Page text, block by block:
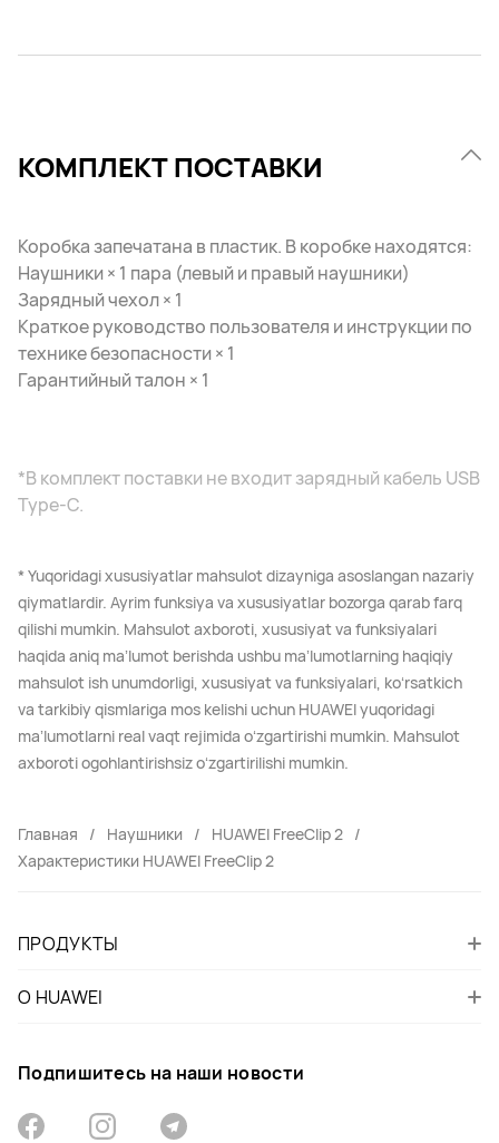
КОМПЛЕКТ ПОСТАВКИ
Коробка запечатана в пластик. В коробке находятся:
Наушники × 1 пара (левый и правый наушники)
Зарядный чехол × 1
Краткое руководство пользователя и инструкции по
технике безопасности × 1
Гарантийный талон × 1
*В комплект поставки не входит зарядный кабель USB
Type-C.
* Yuqoridagi xususiyatlar mahsulot dizayniga asoslangan nazariy
qiymatlardir. Ayrim funksiya va xususiyatlar bozorga qarab farq
qilishi mumkin. Mahsulot axboroti, xususiyat va funksiyalari
haqida aniq maʼlumot berishda ushbu maʼlumotlarning haqiqiy
mahsulot ish unumdorligi, xususiyat va funksiyalari, koʻrsatkich
va tarkibiy qismlariga mos kelishi uchun HUAWEI yuqoridagi
maʼlumotlarni real vaqt rejimida oʻzgartirishi mumkin. Mahsulot
axboroti ogohlantirishsiz oʻzgartirilishi mumkin.
Главная Наушники
HUAWEI FreeClip 2
Характеристики HUAWEI FreeClip 2
ПРОДУКТЫ
О HUAWEI
Подпишитесь на наши новости